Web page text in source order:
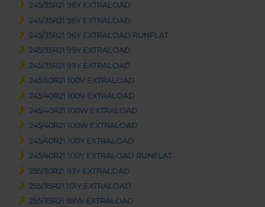
245/35R21 96Y EXTRALOAD
245/35R21 96Y EXTRALOAD
245/35R21 96Y EXTRALOAD RUNFLAT
245/35R21 99Y EXTRALOAD
245/35R21 99Y EXTRALOAD
245/40R21 100V EXTRALOAD
245/40R21 100V EXTRALOAD
245/40R21 100W EXTRALOAD
245/40R21 100W EXTRALOAD
245/40R21 100Y EXTRALOAD
245/40R21 100Y EXTRALOAD RUNFLAT
255/30R21 93Y EXTRALOAD
255/35R21 101Y EXTRALOAD
255/35R21 98W EXTRALOAD